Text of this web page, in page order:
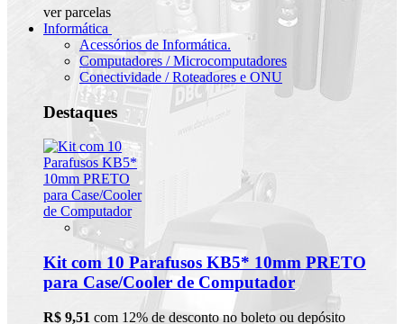
ver parcelas
Informática
Acessórios de Informática.
Computadores / Microcomputadores
Conectividade / Roteadores e ONU
Destaques
Kit com 10 Parafusos KB5* 10mm PRETO
para Case/Cooler de Computador
R$ 9,51 com 12% de desconto no boleto ou depósito